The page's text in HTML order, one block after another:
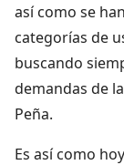
así como se
categorías de
buscando
demandas de
Peña.
Es así como